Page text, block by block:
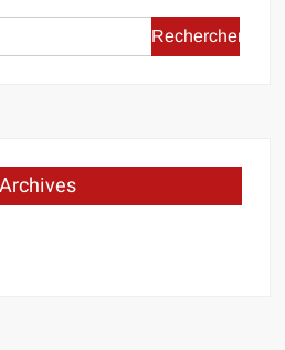
Rechercher :
Archives